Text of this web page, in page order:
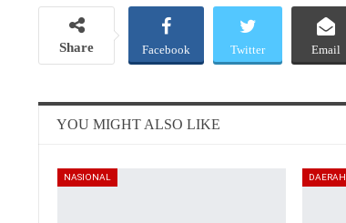
Share Facebook Twitter Email
YOU MIGHT ALSO LIKE
NASIONAL DAERAH